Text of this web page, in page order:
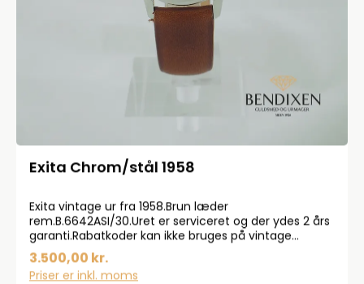
Exita Chrom/stål 1958
Exita vintage ur fra 1958.Brun læder
rem.B.6642ASI/30.Uret er serviceret og der ydes 2 års
garanti.Rabatkoder kan ikke bruges på vintage
produkter.
3.500,00 kr.
Priser er inkl. moms